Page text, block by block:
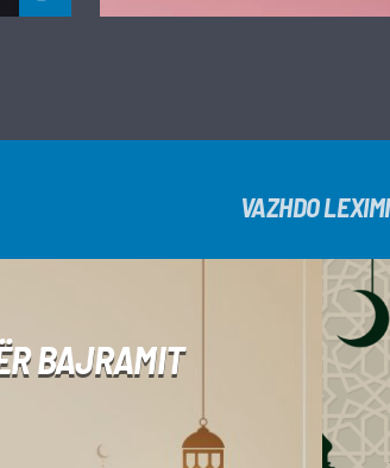
VAZHDO
BAJRAMIT